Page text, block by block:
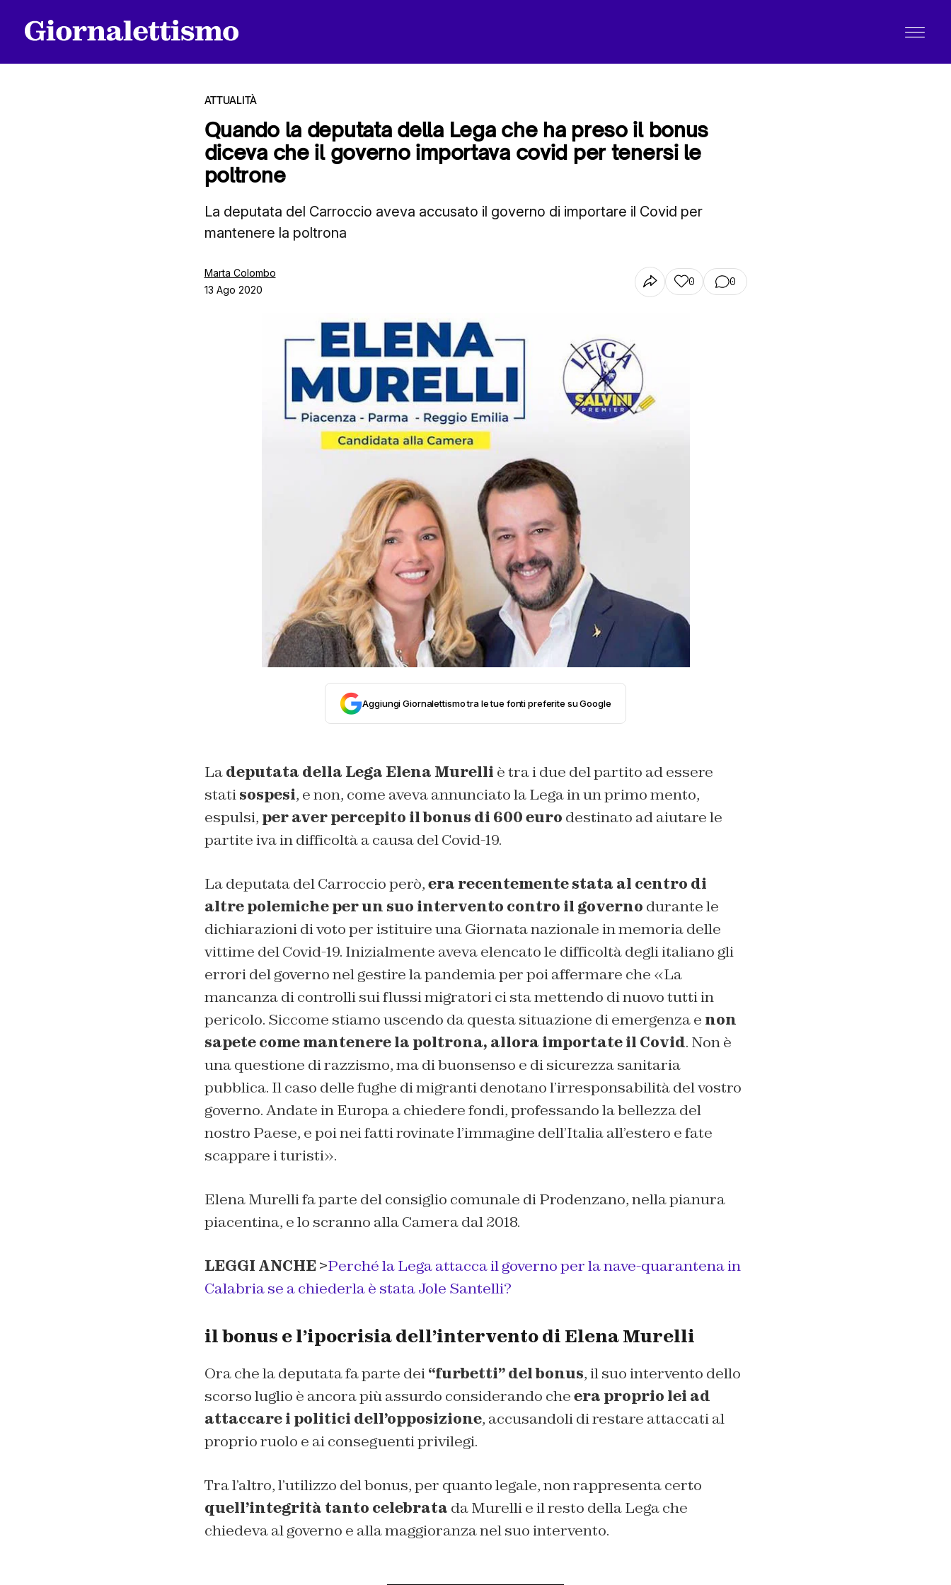
ATTUALITÀ
Quando la deputata della Lega che ha preso il bonus
diceva che il governo importava covid per tenersi le
poltrone
La deputata del Carroccio aveva accusato il governo di importare il Covid per
mantenere la poltrona
Marta Colombo
13 Ago 2020
0 0
Aggiungi Giornalettismo tra le tue fonti preferite su Google
Ladeputata della Lega Elena Murelli è tra i due del partito ad essere
statisospesi, e non, come aveva annunciato la Lega in un primo mento,
espulsi, per aver percepito il bonus di 600 euro destinato ad aiutare le
partite iva in difficoltà a causa del Covid-19.
La deputata del Carroccio però,era recentemente stata al centro di
altre polemiche per un suo intervento contro il governo durante le
dichiarazioni di voto per istituire una Giornata nazionale in memoria delle
vittime del Covid-19. Inizialmente aveva elencato le difficoltà degli italiano gli
errori del governo nel gestire la pandemia per poi affermare che «La
mancanza di controlli sui flussi migratori ci sta mettendo di nuovo tutti in
pericolo. Siccome stiamo uscendo da questa situazione di emergenza e non
sapete come mantenere la poltrona, allora importate il Covid. Non è
una questione di razzismo, ma di buonsenso e di sicurezza sanitaria
pubblica. Il caso delle fughe di migranti denotano l’irresponsabilità del vostro
governo. Andate in Europa a chiedere fondi, professando la bellezza del
nostro Paese, e poi nei fatti rovinate l’immagine dell’Italia all’estero e fate
scappare i turisti».
Elena Murelli fa parte del consiglio comunale di Prodenzano, nella pianura
piacentina, e lo scranno alla Camera dal 2018.
LEGGI ANCHE >Perché la Lega attacca il governo per la nave-quarantena in
Calabria se a chiederla è stata Jole Santelli?
il bonus e l’ipocrisia dell’intervento di Elena Murelli
Ora che la deputata fa parte dei“furbetti” del bonus, il suo intervento dello
scorso luglio è ancora più assurdo considerando cheera proprio lei ad
attaccare i politici dell’opposizione, accusandoli di restare attaccati al
proprio ruolo e ai conseguenti privilegi.
Tra l’altro, l’utilizzo del bonus, per quanto legale, non rappresenta certo
quell’integrità tanto celebrata da Murelli e il resto della Lega che
chiedeva al governo e alla maggioranza nel suo intervento.